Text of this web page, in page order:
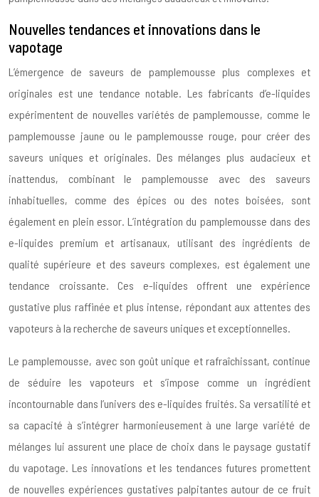
Nouvelles tendances et innovations dans le
vapotage
L’émergence de saveurs de pamplemousse plus complexes et
originales est une tendance notable. Les fabricants d’e-liquides
expérimentent de nouvelles variétés de pamplemousse, comme le
pamplemousse jaune ou le pamplemousse rouge, pour créer des
saveurs uniques et originales. Des mélanges plus audacieux et
inattendus, combinant le pamplemousse avec des saveurs
inhabituelles, comme des épices ou des notes boisées, sont
également en plein essor. L’intégration du pamplemousse dans des
e-liquides premium et artisanaux, utilisant des ingrédients de
qualité supérieure et des saveurs complexes, est également une
tendance croissante. Ces e-liquides offrent une expérience
gustative plus raffinée et plus intense, répondant aux attentes des
vapoteurs à la recherche de saveurs uniques et exceptionnelles.
Le pamplemousse, avec son goût unique et rafraîchissant, continue
de séduire les vapoteurs et s’impose comme un ingrédient
incontournable dans l’univers des e-liquides fruités. Sa versatilité et
sa capacité à s’intégrer harmonieusement à une large variété de
mélanges lui assurent une place de choix dans le paysage gustatif
du vapotage. Les innovations et les tendances futures promettent
de nouvelles expériences gustatives palpitantes autour de ce fruit